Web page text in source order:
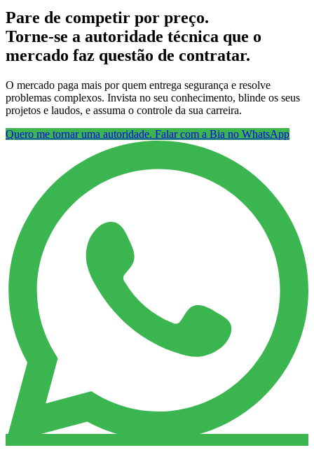
Pare de competir por preço.
Torne-se a autoridade técnica que o
mercado faz questão de contratar.
O mercado paga mais por quem entrega segurança e resolve
problemas complexos. Invista no seu conhecimento, blinde os seus
projetos e laudos, e assuma o controle da sua carreira.
Quero me tornar uma autoridade. Falar com a Bia no WhatsApp